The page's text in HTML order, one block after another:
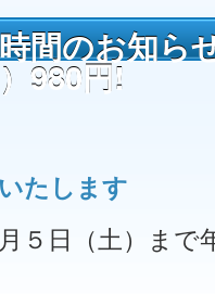
間のお知ら
980円!
たします
５日（土）ま